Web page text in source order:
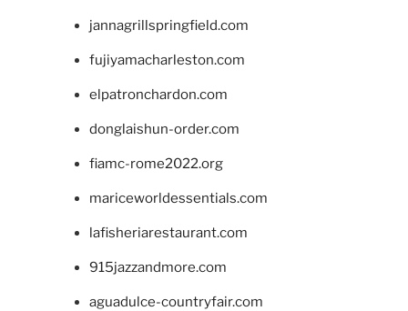
jannagrillspringfield.com
fujiyamacharleston.com
elpatronchardon.com
donglaishun-order.com
fiamc-rome2022.org
mariceworldessentials.com
lafisheriarestaurant.com
915jazzandmore.com
aguadulce-countryfair.com